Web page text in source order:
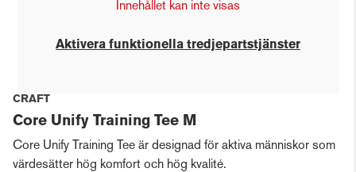
Innehållet kan inte visas
Aktivera funktionella tredjepartstjänster
CRAFT
Core Unify Training Tee M
Core Unify Training Tee är designad för aktiva människor som
värdesätter hög komfort och hög kvalité.